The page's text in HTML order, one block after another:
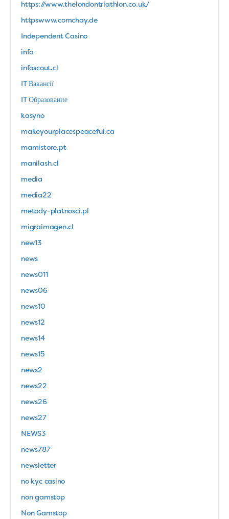
https://www.thelondontriathlon.co.uk/
httpswww.comchay.de
Independent Casino
info
infoscout.cl
IT Вакансії
IT Образование
kasyno
makeyourplacespeaceful.ca
mamistore.pt
manilash.cl
media
media22
metody-platnosci.pl
migraimagen.cl
new13
news
news011
news06
news10
news12
news14
news15
news2
news22
news26
news27
NEWS3
news787
newsletter
no kyc casino
non gamstop
Non Gamstop